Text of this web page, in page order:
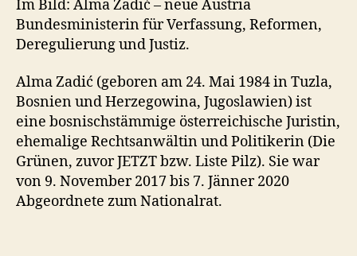
Im Bild: Alma Zadić – neue Austria
Bundesministerin für Verfassung, Reformen,
Deregulierung und Justiz.
Alma Zadić (geboren am 24. Mai 1984 in Tuzla,
Bosnien und Herzegowina, Jugoslawien) ist
eine bosnischstämmige österreichische Juristin,
ehemalige Rechtsanwältin und Politikerin (Die
Grünen, zuvor JETZT bzw. Liste Pilz). Sie war
von 9. November 2017 bis 7. Jänner 2020
Abgeordnete zum Nationalrat.